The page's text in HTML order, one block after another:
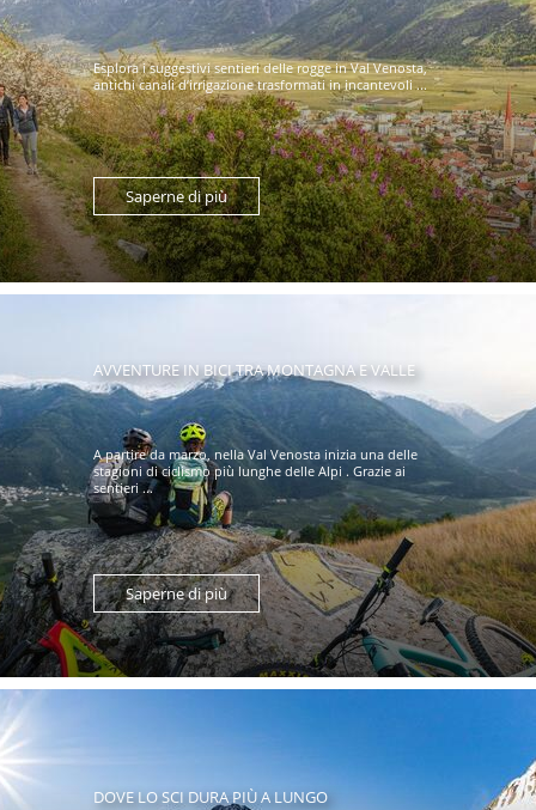
Esplora i suggestivi sentieri delle rogge in Val Venosta,
antichi canali d’irrigazione trasformati in incantevoli ...
Saperne di più
AVVENTURE IN BICI TRA MONTAGNA E VALLE
A partire da marzo, nella Val Venosta inizia una delle
stagioni di ciclismo più lunghe delle Alpi . Grazie ai
sentieri ...
Saperne di più
DOVE LO SCI DURA PIÙ A LUNGO